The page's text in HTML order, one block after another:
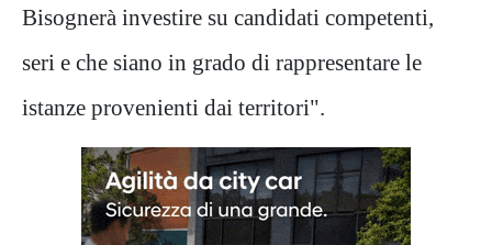
Bisognerà investire su candidati competenti,
seri e che siano in grado di rappresentare le
istanze provenienti dai territori".